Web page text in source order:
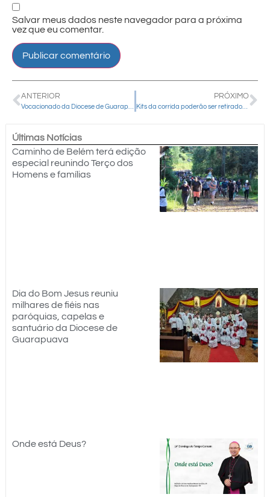
Salvar meus dados neste navegador para a próxima
vez que eu comentar.
ANTERIOR PRÓXIMO
Kits da corrida poderão ser retirados a partir desta sexta-feira (24)
Últimas Notícias
Caminho de Belém terá edição
especial reunindo Terço dos
Homens e famílias
Dia do Bom Jesus reuniu
milhares de fiéis nas
paróquias, capelas e
santuário da Diocese de
Guarapuava
Onde está Deus?